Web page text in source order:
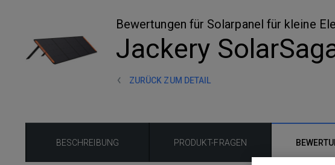
Bewertungen für Solarpanel für kleine
Jackery
ZURÜCK ZUM DETAIL
BESCHREIBUNG PRODUKT-FRAGEN